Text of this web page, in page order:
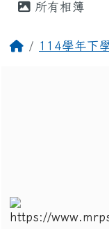
所有相簿
回首頁114學年下